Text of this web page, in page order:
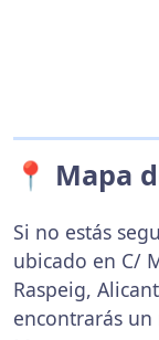
📍 Mapa
Si no estás
ubicado en C/
Raspeig,
encontrarás